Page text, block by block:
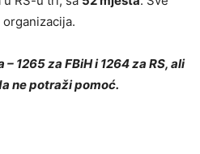
1265 za FBiH i 1264 za RS, ali
ne potraži pomoć.